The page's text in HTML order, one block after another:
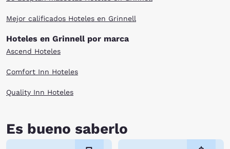
Mejor calificados Hoteles en Grinnell
Hoteles en Grinnell por marca
Ascend Hoteles
Comfort Inn Hoteles
Quality Inn Hoteles
Es bueno saberlo